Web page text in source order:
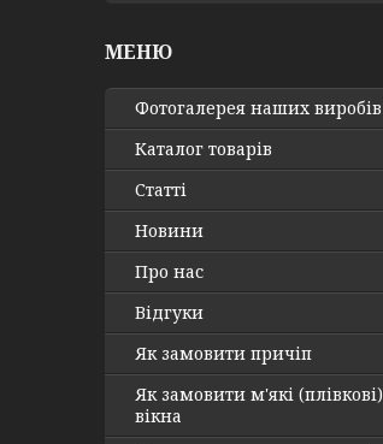
Фотогалерея наших виробів
Каталог товарів
Статті
Новини
Про нас
Відгуки
Як замовити причіп
Як замовити м'які (плівкові)
вікна